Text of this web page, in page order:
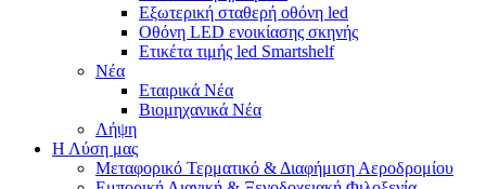
Εξωτερική σταθερή οθόνη led
Οθόνη LED ενοικίασης σκηνής
Ετικέτα τιμής led Smartshelf
Νέα
Εταιρικά Νέα
Βιομηχανικά Νέα
Λήψη
Η Λύση μας
Μεταφορικό Τερματικό & Διαφήμιση Αεροδρομίου